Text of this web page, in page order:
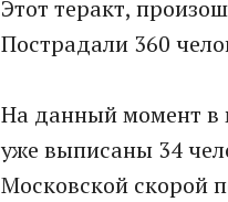
Этот теракт,
Пострадали 360
На данный момент в
уже выписаны 34
Московской скорой